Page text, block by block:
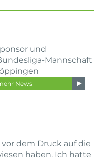
und
Mannschaft
News
dem Druck auf die
haben. Ich hatte